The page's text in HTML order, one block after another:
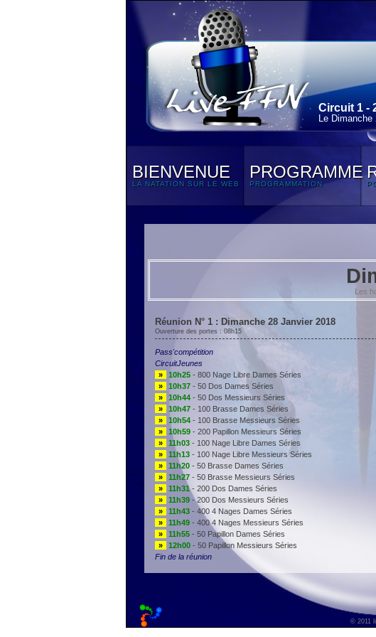
Circuit 1 -
Le
BIENVENUE
LA NATATION SUR LE WEB
PROGRAMME
PROGRAMMATION
Les
Réunion N° 1 : Dimanche 28 Janvier 2018
Ouverture des portes : 08h15
Pass'compétition
CircuitJeunes
»
10h25 - 800 Nage Libre Dames Séries
»
10h37 - 50 Dos Dames Séries
»
10h44 - 50 Dos Messieurs Séries
»
10h47 - 100 Brasse Dames Séries
»
10h54 - 100 Brasse Messieurs Séries
»
10h59 - 200 Papillon Messieurs Séries
»
11h03 - 100 Nage Libre Dames Séries
»
11h13 - 100 Nage Libre Messieurs Séries
»
11h20 - 50 Brasse Dames Séries
»
11h27 - 50 Brasse Messieurs Séries
»
11h31- 200 Dos Dames Séries
»
11h39 - 200 Dos Messieurs Séries
»
11h43 - 400 4 Nages Dames Séries
»
11h49 - 400 4 Nages Messieurs Séries
»
11h55 - 50 Papillon Dames Séries
»
12h00 - 50 Papillon Messieurs Séries
Fin de la réunion
© 2011